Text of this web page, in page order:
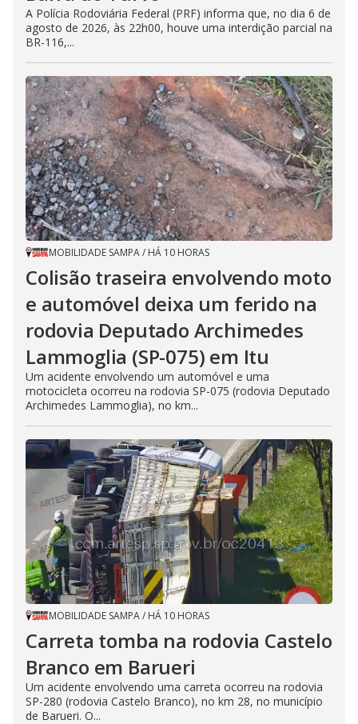
A Polícia Rodoviária Federal (PRF) informa que, no dia 6 de
agosto de 2026, às 22h00, houve uma interdição parcial na
BR-116,...
MOBILIDADE SAMPA/ HÁ 10 HORAS
Colisão traseira envolvendo moto
e automóvel deixa um ferido na
rodovia Deputado Archimedes
Lammoglia (SP-075) em Itu
Um acidente envolvendo um automóvel e uma
motocicleta ocorreu na rodovia SP-075 (rodovia Deputado
Archimedes Lammoglia), no km...
MOBILIDADE SAMPA/ HÁ 10 HORAS
Carreta tomba na rodovia Castelo
Branco em Barueri
Um acidente envolvendo uma carreta ocorreu na rodovia
SP-280 (rodovia Castelo Branco), no km 28, no município
de Barueri. O...